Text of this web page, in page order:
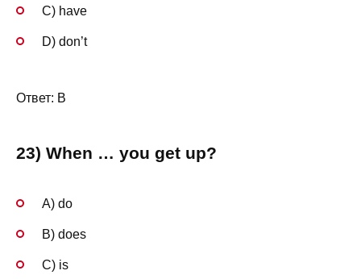
C) have
D) don’t
Ответ: B
23) When … you get up?
A) do
B) does
C) is